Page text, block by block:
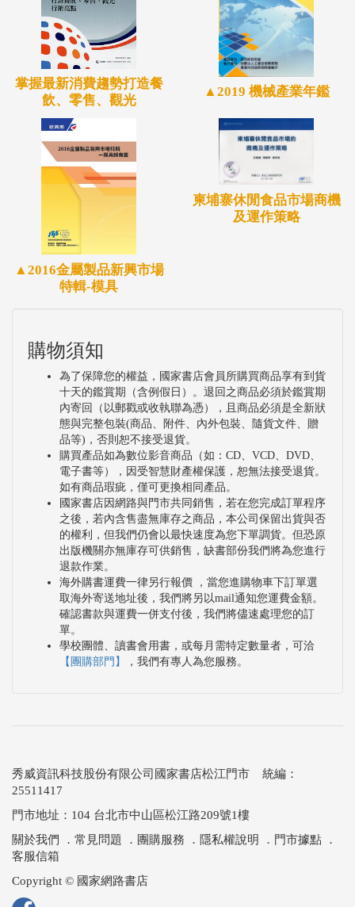
掌握最新消費趨勢打造餐
飲、零售、觀光
▲2019 機械產業年鑑
▲2016金屬製品新興市場
特輯-模具
柬埔寨休閒食品市場商機
及運作策略
購物須知
為了保障您的權益，國家書店會員所購買商品享有到貨
十天的鑑賞期（含例假日）。退回之商品必須於鑑賞期
內寄回（以郵戳或收執聯為憑），且商品必須是全新狀
態與完整包裝(商品、附件、內外包裝、隨貨文件、贈
品等)，否則恕不接受退貨。
購買產品如為數位影音商品（如：CD、VCD、DVD、
電子書等），因受智慧財產權保護，恕無法接受退貨。
如有商品瑕疵，僅可更換相同產品。
國家書店因網路與門市共同銷售，若在您完成訂單程序
之後，若內含售盡無庫存之商品，本公司保留出貨與否
的權利，但我們仍會以最快速度為您下單調貨。但恐原
出版機關亦無庫存可供銷售，缺書部份我們將為您進行
退款作業。
海外購書運費一律另行報價 ，當您進購物車下訂單選
取海外寄送地址後，我們將另以mail通知您運費金額。
確認書款與運費一併支付後，我們將儘速處理您的訂
單。
學校團體、讀書會用書，或每月需特定數量者，可洽
【團購部門】
，我們有專人為您服務。
秀威資訊科技股份有限公司國家書店松江門市 統編：
25511417
門市地址：104 台北市中山區松江路209號1樓
關於我們
． 常見問題 ． 團購服務 ． 隱私權說明 ． 門市據點 ．
客服信箱
Copyright © 國家網路書店